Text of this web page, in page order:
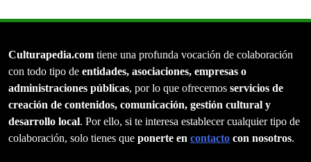
Culturapedia.com tiene una profunda vocación de colaboración
con todo tipo de entidades, asociaciones, empresas o
administraciones públicas, por lo que ofrecemos servicios de
creación de contenidos, comunicación, gestión cultural y
desarrollo local. Por ello, si te interesa establecer cualquier tipo de
colaboración, solo tienes que ponerte en contacto con nosotros.